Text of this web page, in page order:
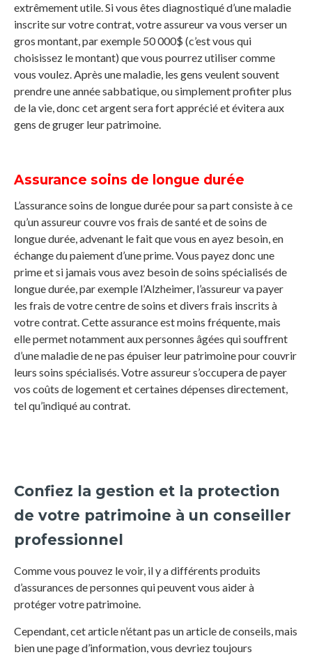
extrêmement utile. Si vous êtes diagnostiqué d’une maladie
inscrite sur votre contrat, votre assureur va vous verser un
gros montant, par exemple 50 000$ (c’est vous qui
choisissez le montant) que vous pourrez utiliser comme
vous voulez. Après une maladie, les gens veulent souvent
prendre une année sabbatique, ou simplement profiter plus
de la vie, donc cet argent sera fort apprécié et évitera aux
gens de gruger leur patrimoine.
Assurance soins de longue durée
L’assurance soins de longue durée pour sa part consiste à ce
qu’un assureur couvre vos frais de santé et de soins de
longue durée, advenant le fait que vous en ayez besoin, en
échange du paiement d’une prime. Vous payez donc une
prime et si jamais vous avez besoin de soins spécialisés de
longue durée, par exemple l’Alzheimer, l’assureur va payer
les frais de votre centre de soins et divers frais inscrits à
votre contrat. Cette assurance est moins fréquente, mais
elle permet notamment aux personnes âgées qui souffrent
d’une maladie de ne pas épuiser leur patrimoine pour couvrir
leurs soins spécialisés. Votre assureur s’occupera de payer
vos coûts de logement et certaines dépenses directement,
tel qu’indiqué au contrat.
Confiez la gestion et la protection
de votre patrimoine à un conseiller
professionnel
Comme vous pouvez le voir, il y a différents produits
d’assurances de personnes qui peuvent vous aider à
protéger votre patrimoine.
Cependant, cet article n’étant pas un article de conseils, mais
bien une page d’information, vous devriez toujours